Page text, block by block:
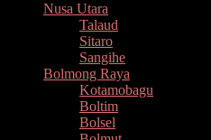
Nusa Utara
Talaud
Sitaro
Sangihe
Bolmong Raya
Kotamobagu
Boltim
Bolsel